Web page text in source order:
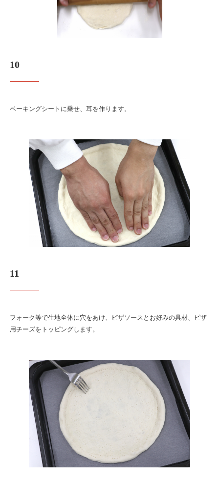
10
ベーキングシートに乗せ、耳を作ります。
11
フォーク等で生地全体に穴をあけ、ピザソースとお好みの具材、ピザ
用チーズをトッピングします。